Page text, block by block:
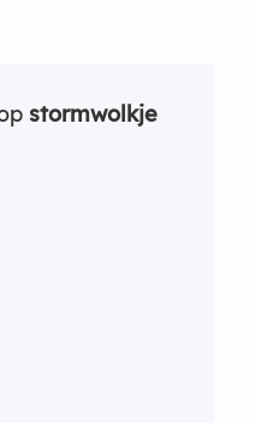
stormwolkje